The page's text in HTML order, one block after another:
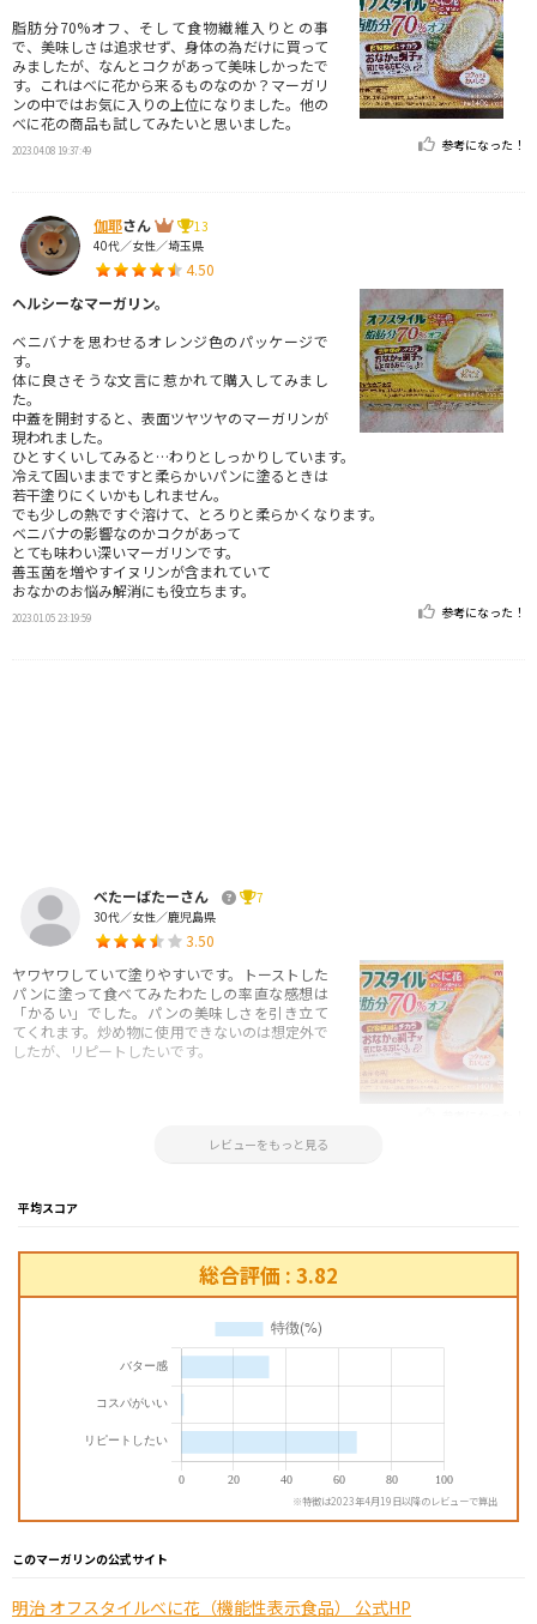
脂肪分70%オフ、そして食物繊維入りとの事
で、美味しさは追求せず、身体の為だけに買って
みましたが、なんとコクがあって美味しかったで
す。これはべに花から来るものなのか？マーガリ
ンの中ではお気に入りの上位になりました。他の
べに花の商品も試してみたいと思いました。
2023.04.08 19:37:49 参考になった！
伽耶さん
13
40代／女性／埼玉県
4.50
ヘルシーなマーガリン。
ベニバナを思わせるオレンジ色のパッケージで
す。
体に良さそうな文言に惹かれて購入してみまし
た。
中蓋を開封すると、表面ツヤツヤのマーガリンが
現われました。
ひとすくいしてみると…わりとしっかりしています。
冷えて固いままですと柔らかいパンに塗るときは
若干塗りにくいかもしれません。
でも少しの熱ですぐ溶けて、とろりと柔らかくなります。
ベニバナの影響なのかコクがあって
とても味わい深いマーガリンです。
善玉菌を増やすイヌリンが含まれていて
おなかのお悩み解消にも役立ちます。
2023.01.05 23:19:59 参考になった！
べたーばたーさん
7
30代／女性／鹿児島県
3.50
ヤワヤワしていて塗りやすいです。トーストした
パンに塗って食べてみたわたしの率直な感想は
「かるい」でした。パンの美味しさを引き立て
てくれます。炒め物に使用できないのは想定外で
したが、リピートしたいです。
レビューをもっと見る
平均スコア
総合評価 : 3.82
※特徴は2023年4月19日以降のレビューで算出
このマーガリンの公式サイト
明治 オフスタイルべに花（機能性表示食品） 公式HP